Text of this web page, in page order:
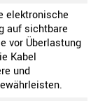
elektronische
auf sichtbare
vor Überlastung
Kabel
und